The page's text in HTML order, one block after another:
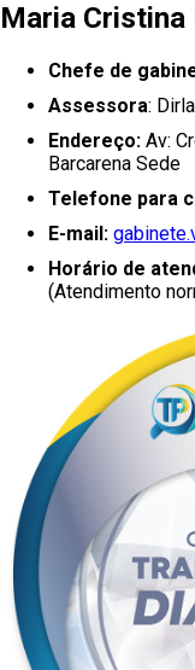
Maria
Chefe de
Assessora:
Endereço: Av:
Barcarena Sede
Telefone para
E-mail:
Horário de
(Atendimento